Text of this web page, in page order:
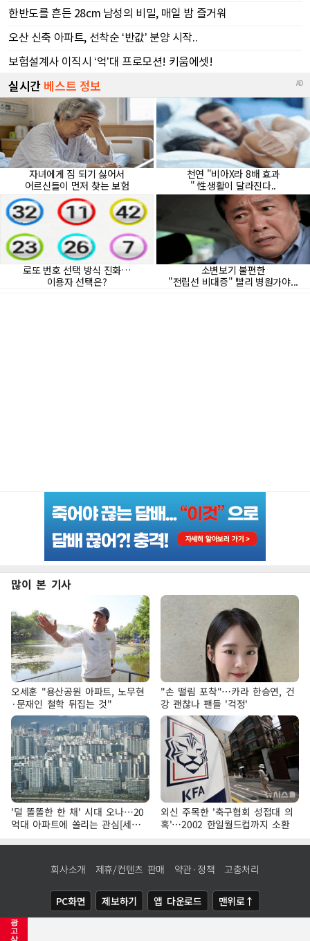
광
고
삭
많이 본 기사
오세훈 "용산공원 아파트, 노무현
·문재인 철학 뒤집는 것"
"손 떨림 포착"…카라 한승연, 건
강 괜찮나 팬들 '걱정'
'덜 똘똘한 한 채' 시대 오나…20
억대 아파트에 쏠리는 관심[세제
개편, 그 이후②]
외신 주목한 '축구협회 성접대 의
혹'…2002 한일월드컵까지 소환
회사소개 제휴/컨텐츠 판매 약관·정책 고충처리
PC화면 제보하기 앱 다운로드 맨위로↑